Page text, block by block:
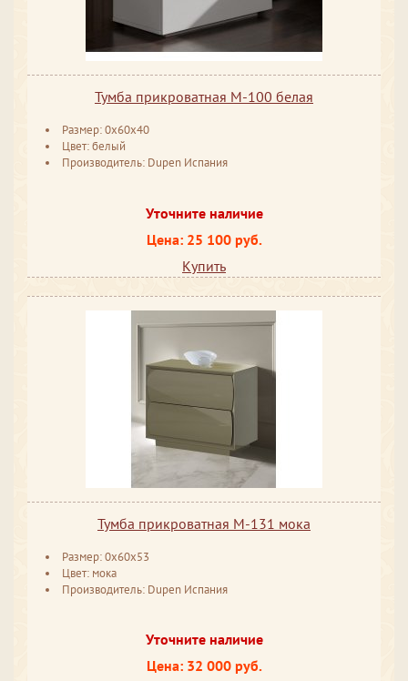
Тумба прикроватная М-100 белая
Размер: 0x60x40
Цвет: белый
Производитель: Dupen Испания
Уточните наличие
Цена: 25 100 руб.
Купить
Тумба прикроватная M-131 мока
Размер: 0x60x53
Цвет: мока
Производитель: Dupen Испания
Уточните наличие
Цена: 32 000 руб.